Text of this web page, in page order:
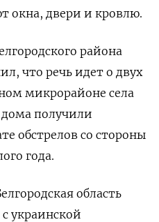
окна, двери и кровлю.
района
что речь идет о двух
микрорайоне села
получили
обстрелов со стороны
года.
область
украинской